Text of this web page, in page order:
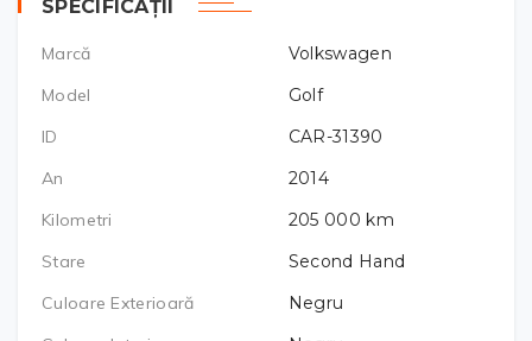
SPECIFICAȚII
Marcă
Volkswagen
Model
Golf
ID
CAR-31390
An
2014
Kilometri
205 000 km
Stare
Second Hand
Culoare Exterioară
Negru